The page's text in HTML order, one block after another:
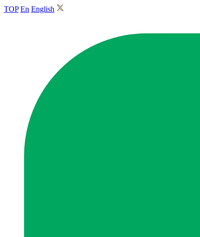
TOP En English